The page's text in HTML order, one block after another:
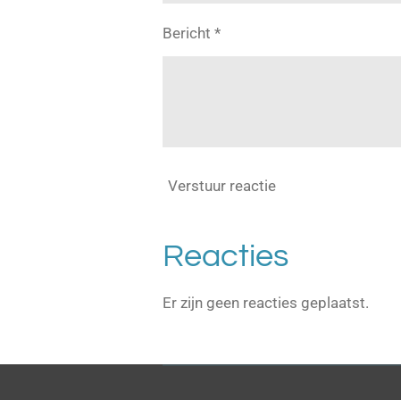
Bericht *
Verstuur reactie
Reacties
Er zijn geen reacties geplaatst.